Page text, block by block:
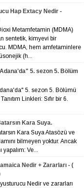
Hap Extacy Nedir -
Metamfetamin (MDMA)
sentetik, kimyevi bir
MDMA, hem amfetaminlere
(h...
5. sezon 5. Bölüm
5. sezon 5. Bölümü
Linkleri: Sıfır bir 6.
Kara Suya.
Kara Suya Atasözü ve
bilmeyen yoktur. Ancak
yapalım: Ve...
Nedir + Zararları - (
Nedir ve zararları